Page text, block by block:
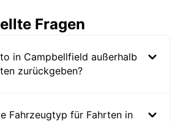
Fragen
in Campbellfield außerhalb
zurückgeben?
Fahrzeugtyp für Fahrten in